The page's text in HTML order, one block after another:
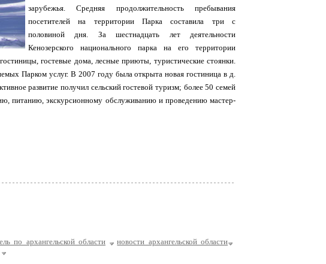
зарубежья. Средняя продолжительность пребывания
посетителей на территории Парка составила три с
половиной дня. За шестнадцать лет деятельности
Кенозерского национального парка на его территории
гостевые дома, лесные приюты, туристические стоянки.
Парком услуг. В 2007 году была открыта новая гостиница в д.
развитие получил сельский гостевой туризм; более 50 семей
питанию, экскурсионному обслуживанию и проведению мастер-
по архангельской области
новости архангельской области